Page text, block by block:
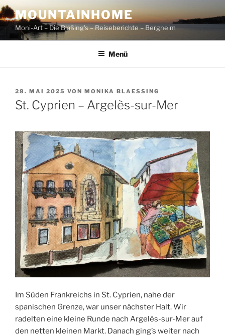
Zum
Inhalt
springen
MOUNTAINHOME
Moni-Art – Die Bläßing's – Reiseberichte – Bergheim
Menü
VERÖFFENTLICHT
AM
28. MAI 2025 VON MONIKA BLAESSING
St. Cyprien – Argelès-sur-Mer
Im Süden Frankreichs in St. Cyprien, nahe der
spanischen Grenze, war unser nächster Halt. Wir
radelten eine kleine Runde nach Argelès-sur-Mer auf
den netten kleinen Markt. Danach ging’s weiter nach